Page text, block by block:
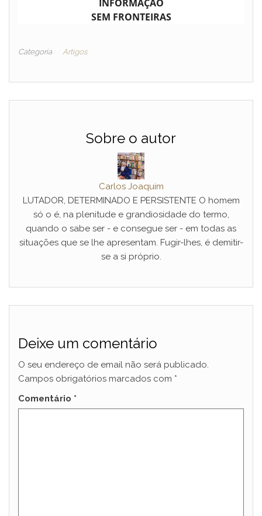
INFORMAÇÃO
SEM FRONTEIRAS
Categoria Artigos
Sobre o autor
Carlos Joaquim
LUTADOR, DETERMINADO E PERSISTENTE O homem
só o é, na plenitude e grandiosidade do termo,
quando o sabe ser - e consegue ser - em todas as
situações que se lhe apresentam. Fugir-lhes, é demitir-
se a si próprio.
Deixe um comentário
O seu endereço de email não será publicado.
Campos obrigatórios marcados com *
Comentário *